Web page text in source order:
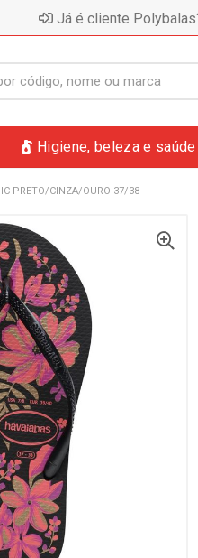
Já é cliente
Higiene, beleza e saúde
PRETO/CINZA/OURO 37/38